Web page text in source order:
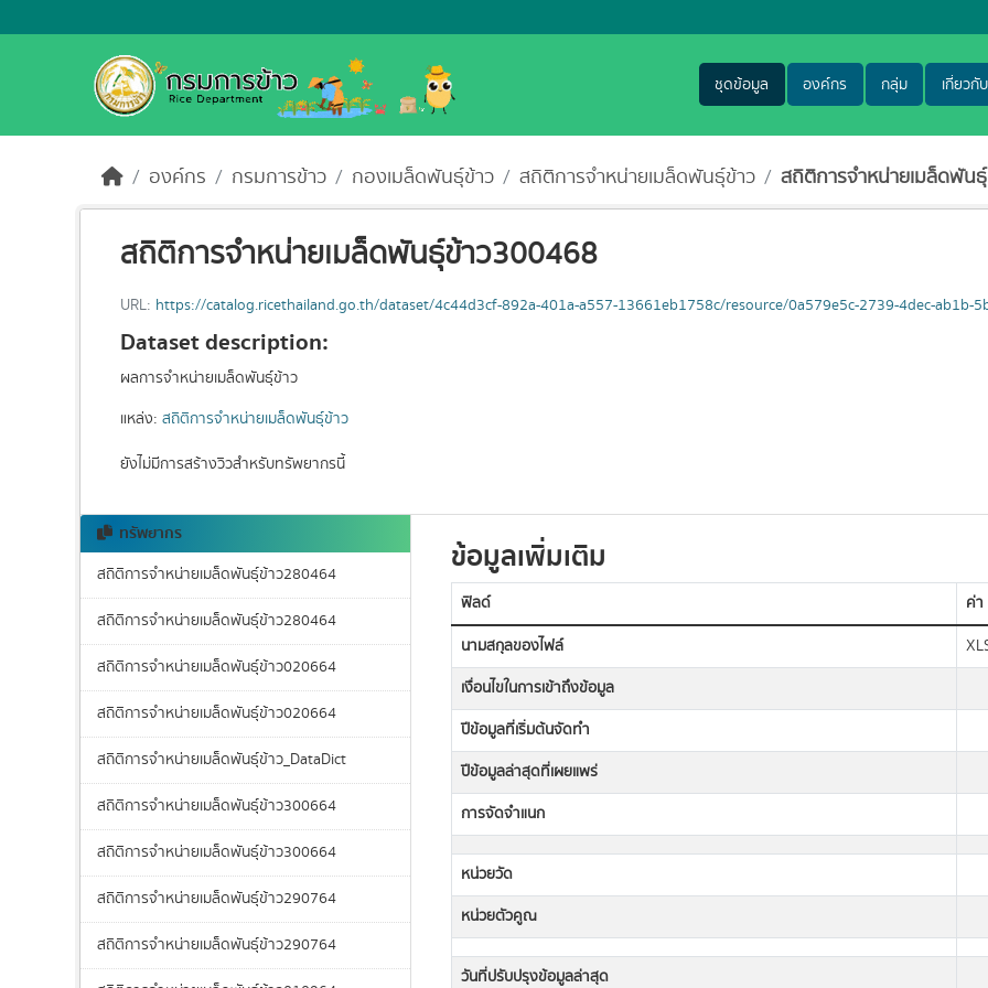
ชุดข้อมูล องค์กร กลุ่ม เกี่ยวกับ
องค์กร กรมการข้าว กองเมล็ดพันธุ์ข้าว สถิติการจำหน่ายเมล็ดพันธุ์ข้าว สถิติการจำหน่ายเมล็ดพัน
สถิติการจำหน่ายเมล็ดพันธุ์ข้าว300468
URL: https://catalog.ricethailand.go.th/dataset/4c44d3cf-892a-401a-a557-13661eb1758c/resource/0a579e5c-2739-4dec-ab1b-
Dataset description:
ผลการจำหน่ายเมล็ดพันธุ์ข้าว
แหล่ง: สถิติการจำหน่ายเมล็ดพันธุ์ข้าว
ยังไม่มีการสร้างวิวสำหรับทรัพยากรนี้
ทรัพยากร
สถิติการจำหน่ายเมล็ดพันธุ์ข้าว280464
สถิติการจำหน่ายเมล็ดพันธุ์ข้าว280464
สถิติการจำหน่ายเมล็ดพันธุ์ข้าว020664
สถิติการจำหน่ายเมล็ดพันธุ์ข้าว020664
สถิติการจำหน่ายเมล็ดพันธุ์ข้าว_DataDict
สถิติการจำหน่ายเมล็ดพันธุ์ข้าว300664
สถิติการจำหน่ายเมล็ดพันธุ์ข้าว300664
สถิติการจำหน่ายเมล็ดพันธุ์ข้าว290764
สถิติการจำหน่ายเมล็ดพันธุ์ข้าว290764
ข้อมูลเพิ่มเติม
ฟิลด์
ค่า
นามสกุลของไฟล์
เงื่อนไขในการเข้าถึงข้อมูล
ปีข้อมูลที่เริ่มต้นจัดทำ
ปีข้อมูลล่าสุดที่เผยแพร่
การจัดจำแนก
หน่วยวัด
หน่วยตัวคูณ
วันที่ปรับปรุงข้อมูลล่าสุด